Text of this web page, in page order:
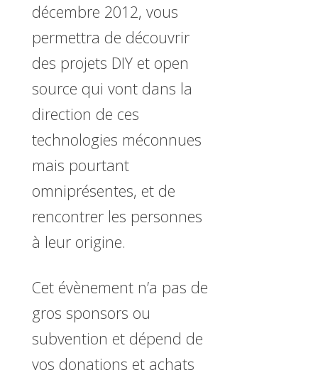
décembre 2012, vous
permettra de découvrir
des projets DIY et open
source qui vont dans la
direction de ces
technologies méconnues
mais pourtant
omniprésentes, et de
rencontrer les personnes
à leur origine.
Cet évènement n’a pas de
gros sponsors ou
subvention et dépend de
vos donations et achats